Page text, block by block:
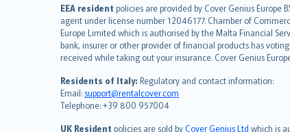
EEA resident policies are provided by Cover Genius Europe
agent under license number 12046177. Chamber of
Europe Limited which is authorised by the Malta Financial
bank, insurer or other provider of financial products has
received while taking out your insurance. Cover Genius
Residents of Italy: Regulatory and contact information:
Email: support@rentalcover.com
Telephone: +39 800 957004
UK Resident policies are sold byCover Genius Ltd which is
English (UK)
English (US)
Deutsch
français
Nederlands
español
italiano
简体中文